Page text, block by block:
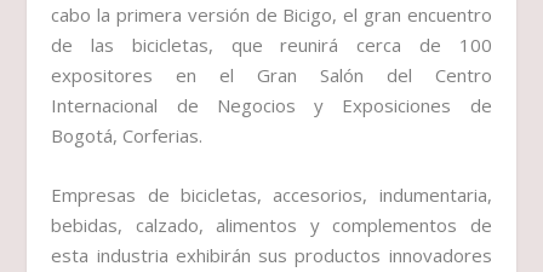
cabo la primera versión de Bicigo, el gran encuentro
de las bicicletas, que reunirá cerca de 100
expositores en el Gran Salón del Centro
Internacional de Negocios y Exposiciones de
Bogotá, Corferias.
Empresas de bicicletas, accesorios, indumentaria,
bebidas, calzado, alimentos y complementos de
esta industria exhibirán sus productos innovadores